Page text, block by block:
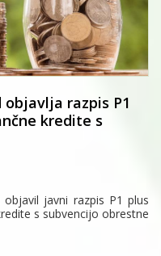
razpis P1
kredite s
objavil javni razpis P1 plus
s subvencijo obrestne